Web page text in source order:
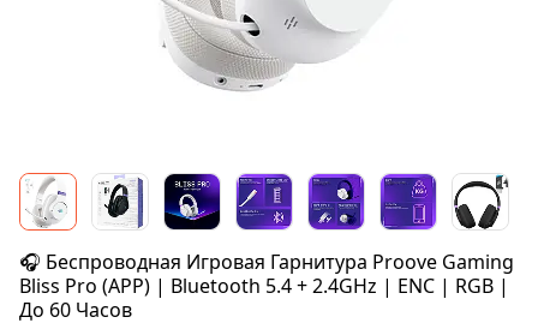
🎧 Беспроводная Игровая Гарнитура Proove Gaming
Bliss Pro (APP) | Bluetooth 5.4 + 2.4GHz | ENC | RGB |
До 60 Часов